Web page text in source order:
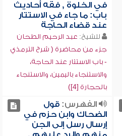
في الخلوة , فقه أحاديث
باب: ما جاء في الاستتار
عند قضاء الحاجة
للشيخ: عبد الرحيم الطحان
جزء من محاضرة ( شرح الترمذي
- باب الاستتار عند الحاجة،
والاستنجاء باليمين، والاستنجاء
بالحجارة [4])
الفهرس:قول
الضحاك وابن حزم في
إرسال رسل إلى الجن